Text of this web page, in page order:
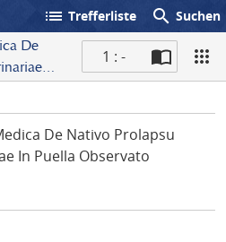
list Trefferliste search Suchen
De
1 : -
De Nativo Prolapsu
In Puella Observato